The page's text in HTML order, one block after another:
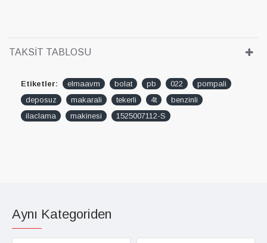
TAKSIT TABLOSU
Etiketler: elmaavm bolat pb 022
pompali
deposuz
makarali tekerli 4t
benzinli
ilaclama
makinesi 1525007112-S
Aynı Kategoriden